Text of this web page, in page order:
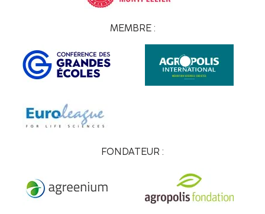
MEMBRE :
FONDATEUR :